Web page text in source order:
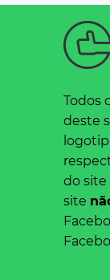
Todos
deste
do site
site